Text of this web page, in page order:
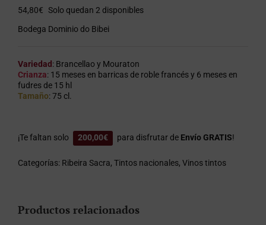
54,80€ Solo quedan 2 disponibles
Bodega Dominio do Bibei
Variedad : Brancellao y Mouraton
Crianza: 15 meses en barricas de roble francés y 6 meses en
fudres de 15 hl
Tamaño: 75 cl.
¡Te faltan solo 200,00€ para disfrutar de Envío GRATIS!
Categorías: Ribeira Sacra, Tintos nacionales, Vinos tintos
Productos relacionados